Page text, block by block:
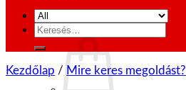
0Ft
Keresés
következőre:
Kezdőlap / Mire keres megoldást?